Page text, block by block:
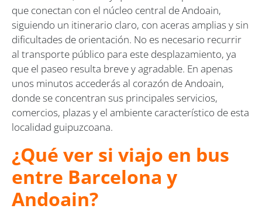
que conectan con el núcleo central de Andoain,
siguiendo un itinerario claro, con aceras amplias y sin
dificultades de orientación. No es necesario recurrir
al transporte público para este desplazamiento, ya
que el paseo resulta breve y agradable. En apenas
unos minutos accederás al corazón de Andoain,
donde se concentran sus principales servicios,
comercios, plazas y el ambiente característico de esta
localidad guipuzcoana.
¿Qué ver si viajo en bus
entre Barcelona y
Andoain?